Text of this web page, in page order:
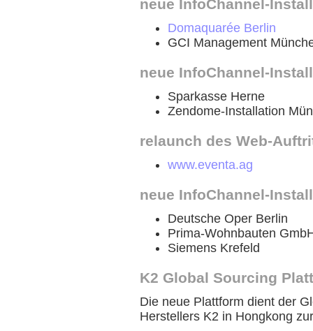
neue InfoChannel-
Domaquarée Berlin
GCI Management
neue InfoChannel-
Sparkasse Herne
Zendome-Installation
relaunch des Web-
www.eventa.ag
neue InfoChannel-
Deutsche Oper Berlin
Prima-Wohnbauten
Siemens Krefeld
K2 Global Sourcing
Die neue Plattform dient der
Herstellers K2 in Hongkong